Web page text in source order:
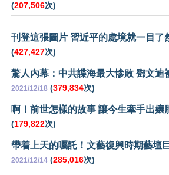
(207,506次)
刊登這張圖片 習近平的處境就一目了
(427,427次)
驚人內幕：中共諜海最大慘敗 鄧文迪
2021/12/18 (379,834次)
啊！前世怎樣的故事 讓今生牽手出孃
(179,822次)
帶着上天的囑託！文藝復興時期藝壇
2021/12/14 (285,016次)